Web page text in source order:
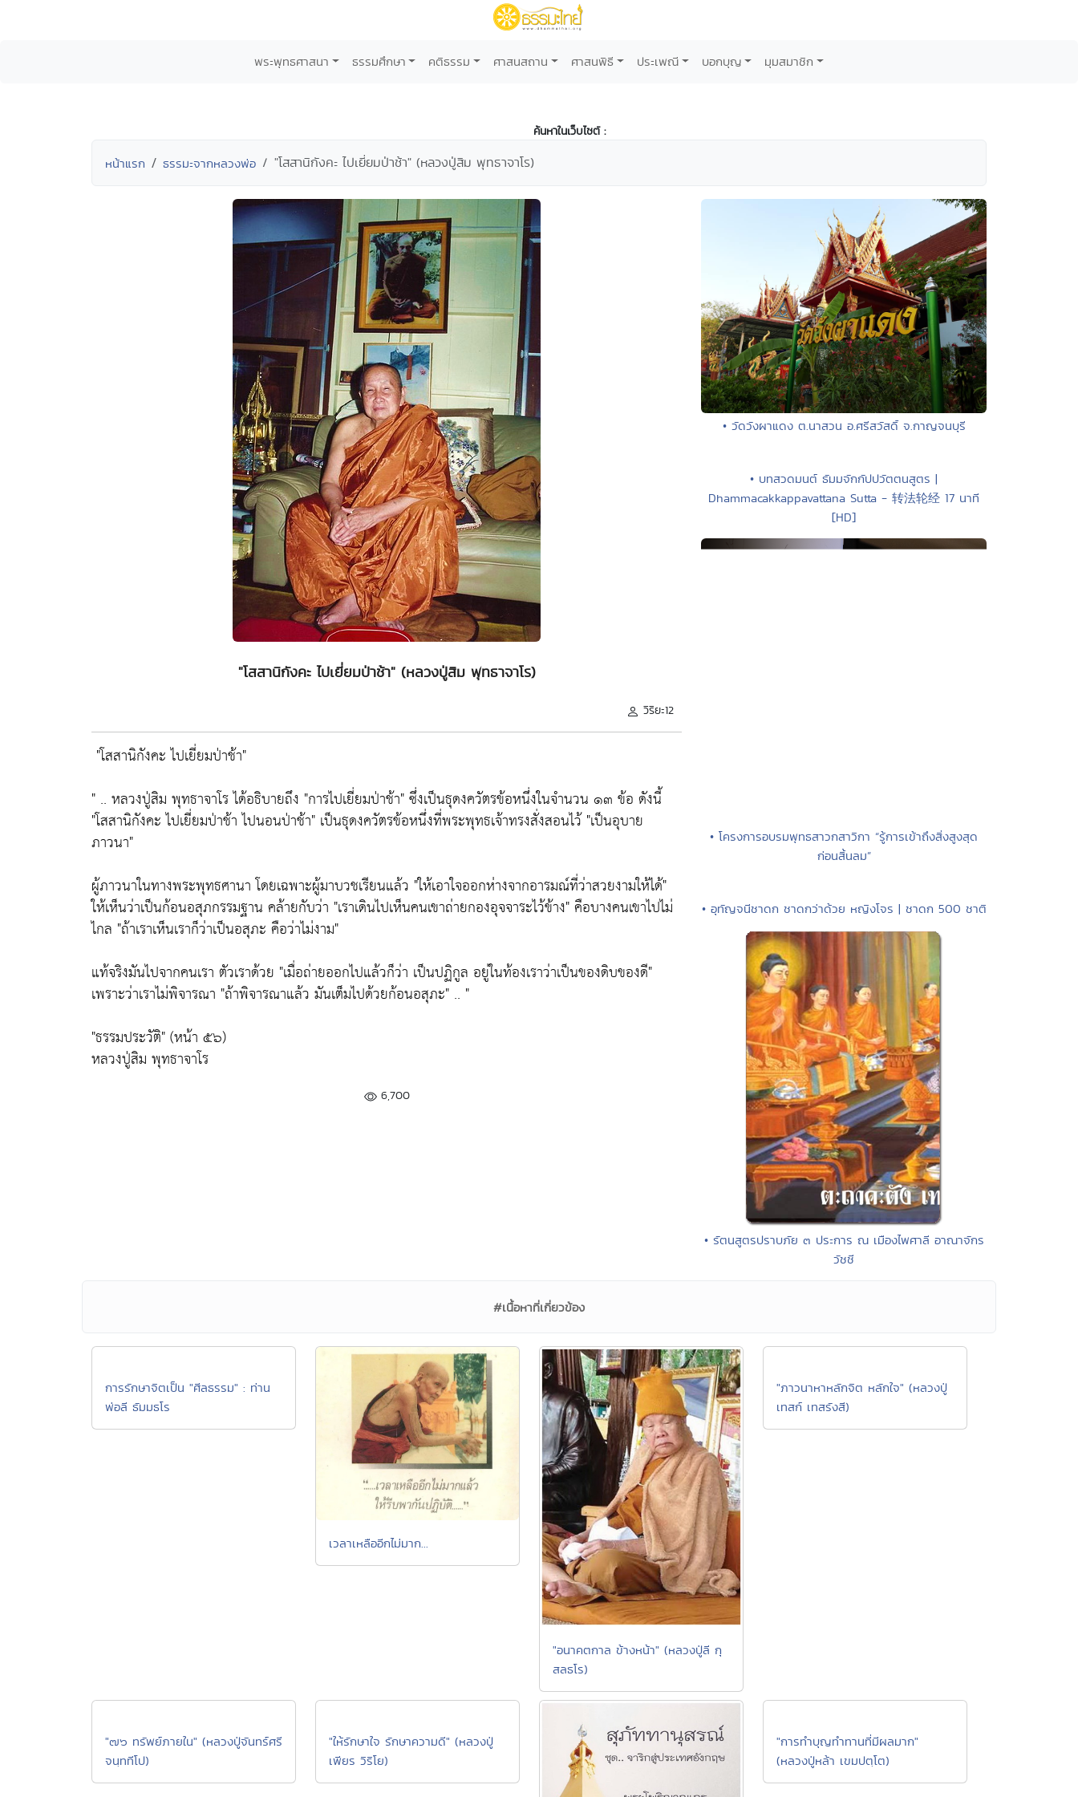
พระพุทธศาสนา ธรรมศึกษา คติธรรม ศาสนสถาน ศาสนพิธี ประเพณี บอกบุญ มุมสมาชิก
ค้นหาในเว็บไซต์ :
หน้าแรก ธรรมะจากหลวงพ่อ "โสสานิกังคะ ไปเยี่ยมป่าช้า" (หลวงปู่สิม พุทธาจาโร)
"โสสานิกังคะ ไปเยี่ยมป่าช้า" (หลวงปู่สิม พุทธาจาโร)
วิริยะ12
"โสสานิกังคะ ไปเยี่ยมป่าช้า"
" .. หลวงปู่สิม พุทธาจาโรได้อธิบายถึง "การไปเยี่ยมป่าช้า"ซึ่งเป็นธุดงควัตรข้อหนึ่งในจำนวน ๑๓ ข้อ ดังนี้
"โสสานิกังคะ ไปเยี่ยมป่าช้า ไปนอนป่าช้า" เป็นธุดงควัตรข้อหนึ่งที่พระพุทธเจ้าทรงสั่งสอนไว้"เป็นอุบาย
ภาวนา"
ผู้ภาวนาในทางพระพุทธศานา โดยเฉพาะผู้มาบวชเรียนแล้ว "ให้เอาใจออกห่างจากอารมณ์ที่ว่าสวยงามให้ได้"
ให้เห็นว่าเป็นก้อนอสุภกรรมฐาน คล้ายกับว่า "เราเดินไปเห็นคนเขาถ่ายกองอุจจาระไว้ข้าง"คือบางคนเขาไปไม่
ไกล "ถ้าเราเห็นเราก็ว่าเป็นอสุภะ คือว่าไม่งาม"
แท้จริงมันไปจากคนเรา ตัวเราด้วย "เมื่อถ่ายออกไปแล้วก็ว่า เป็นปฏิกูล อยู่ในท้องเราว่าเป็นของดิบของดี"
เพราะว่าเราไม่พิจารณา "ถ้าพิจารณาแล้ว มันเต็มไปด้วยก้อนอสุภะ" .. "
"ธรรมประวัติ" (หน้า ๕๖)
หลวงปู่สิม พุทธาจาโร
6,700
• วัดวังผาแดง ต.นาสวน อ.ศรีสวัสดิ์ จ.กาญจนบุรี
• บทสวดมนต์ ธัมมจักกัปปวัตตนสูตร |
Dhammacakkappavattana Sutta - 转法轮经 17 นาที
[HD]
• โครงการอบรมพุทธสาวกสาวิกา “รู้การเข้าถึงสิ่งสูงสุด
ก่อนสิ้นลม”
• อุทัญจนีชาดก ชาดกว่าด้วย หญิงโจร | ชาดก 500 ชาติ
• รัตนสูตรปราบภัย ๓ ประการ ณ เมืองไพศาลี อาณาจักร
วัชชี
#เนื้อหาที่เกี่ยวข้อง
การรักษาจิตเป็น "ศีลธรรม" : ท่าน
พ่อลี ธัมมธโร
เวลาเหลืออีกไม่มาก...
"อนาคตกาล ข้างหน้า" (หลวงปู่ลี กุ
สลธโร)
"ภาวนาหาหลักจิต หลักใจ" (หลวงปู่
เทสก์ เทสรังสี)
"๗๖ ทรัพย์ภายใน" (หลวงปู่จันทร์ศรี
จนฺททีโป)
"ให้รักษาใจ รักษาความดี" (หลวงปู่
เพียร วิริโย)
"การทำบุญทำทานที่มีผลมาก"
(หลวงปู่หล้า เขมปตฺโต)